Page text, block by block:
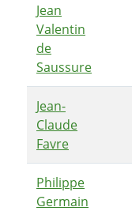
Jean
Valentin
de
Saussure
Jean-
Claude
Favre
Philippe
Germain